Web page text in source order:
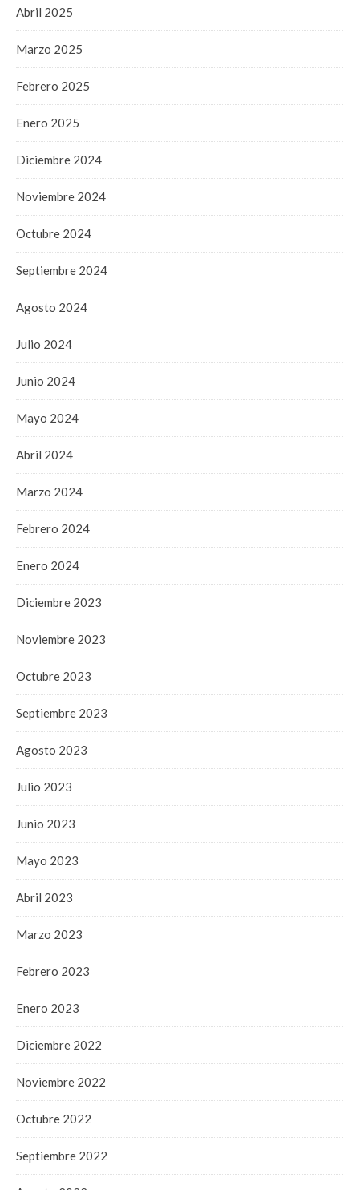
Abril 2025
Marzo 2025
Febrero 2025
Enero 2025
Diciembre 2024
Noviembre 2024
Octubre 2024
Septiembre 2024
Agosto 2024
Julio 2024
Junio 2024
Mayo 2024
Abril 2024
Marzo 2024
Febrero 2024
Enero 2024
Diciembre 2023
Noviembre 2023
Octubre 2023
Septiembre 2023
Agosto 2023
Julio 2023
Junio 2023
Mayo 2023
Abril 2023
Marzo 2023
Febrero 2023
Enero 2023
Diciembre 2022
Noviembre 2022
Octubre 2022
Septiembre 2022